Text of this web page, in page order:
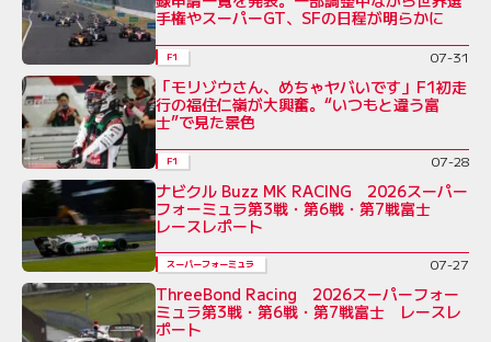
手権やスーパーGT、SFの日程が明らかに
F1 07-31
「モリゾウさん、めちゃヤバいです」F1初走
行の福住仁嶺が大興奮。“いつもと違う富
士”で見た景色
F1 07-28
ナビクル Buzz MK RACING 2026スーパー
フォーミュラ第3戦・第6戦・第7戦富士
レースレポート
スーパーフォーミュラ 07-27
ThreeBond Racing 2026スーパーフォー
ミュラ第3戦・第6戦・第7戦富士 レースレ
ポート